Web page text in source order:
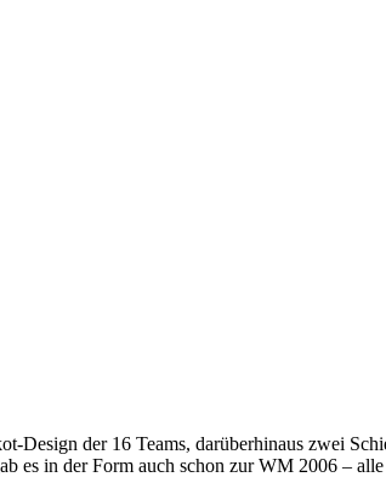
der 16 Teams, darüberhinaus zwei
es in der Form auch schon zur WM 2006 –